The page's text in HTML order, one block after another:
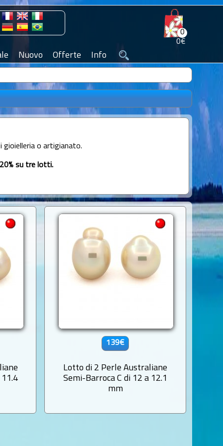
0
0€
Nuovo Offerte Info
gioielleria o artigianato.
su tre lotti.
139€
Lotto di 2 Perle Australiane
Semi-Barroca C di 12 a 12.1
mm